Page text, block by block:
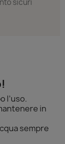
l’uso.
in
sempre